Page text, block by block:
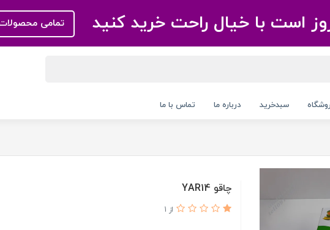
است با خیال راحت خرید کنید تمامی
سبدخرید درباره ما تماس با ما
چاقو YAR14
از 1